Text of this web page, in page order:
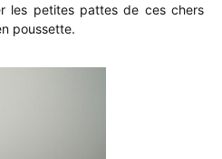
les petites pattes de ces chers
poussette.